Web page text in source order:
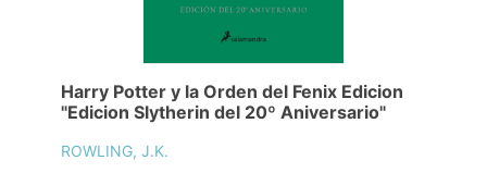
Harry Potter y la Orden del Fenix Edicion
"Edicion Slytherin del 20º Aniversario"
ROWLING, J.K.